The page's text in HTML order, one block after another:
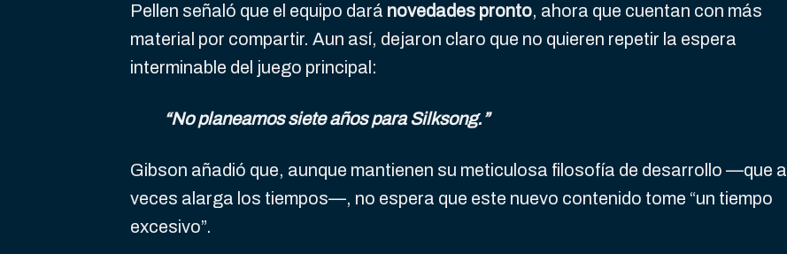
Pellen señaló que el equipo dará novedades pronto, ahora que cuentan con más
material por compartir. Aun así, dejaron claro que no quieren repetir la espera
interminable del juego principal:
“No planeamos siete años para Silksong.”
Gibson añadió que, aunque mantienen su meticulosa filosofía de desarrollo —que a
veces alarga los tiempos—, no espera que este nuevo contenido tome “un tiempo
excesivo”.